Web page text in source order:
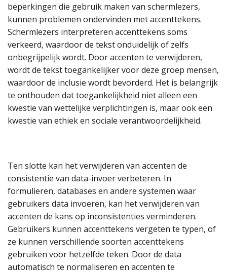
beperkingen die gebruik maken van schermlezers,
kunnen problemen ondervinden met accenttekens.
Schermlezers interpreteren accenttekens soms
verkeerd, waardoor de tekst onduidelijk of zelfs
onbegrijpelijk wordt. Door accenten te verwijderen,
wordt de tekst toegankelijker voor deze groep mensen,
waardoor de inclusie wordt bevorderd. Het is belangrijk
te onthouden dat toegankelijkheid niet alleen een
kwestie van wettelijke verplichtingen is, maar ook een
kwestie van ethiek en sociale verantwoordelijkheid.
Ten slotte kan het verwijderen van accenten de
consistentie van data-invoer verbeteren. In
formulieren, databases en andere systemen waar
gebruikers data invoeren, kan het verwijderen van
accenten de kans op inconsistenties verminderen.
Gebruikers kunnen accenttekens vergeten te typen, of
ze kunnen verschillende soorten accenttekens
gebruiken voor hetzelfde teken. Door de data
automatisch te normaliseren en accenten te